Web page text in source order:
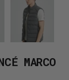
MARCO